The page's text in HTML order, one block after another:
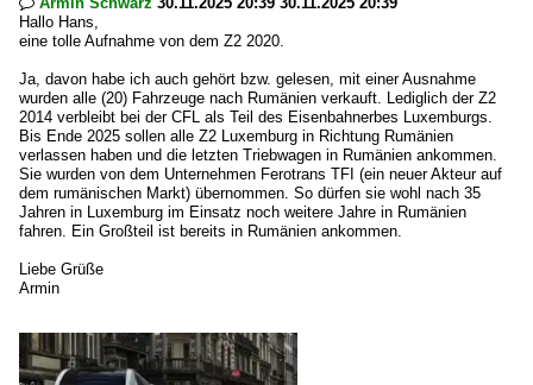
Hallo Hans,
eine tolle Aufnahme von dem Z2 2020.
Ja, davon habe ich auch gehört bzw. gelesen, mit einer Ausnahme
wurden alle (20) Fahrzeuge nach Rumänien verkauft. Lediglich der Z2
2014 verbleibt bei der CFL als Teil des Eisenbahnerbes Luxemburgs.
Bis Ende 2025 sollen alle Z2 Luxemburg in Richtung Rumänien
verlassen haben und die letzten Triebwagen in Rumänien ankommen.
Sie wurden von dem Unternehmen Ferotrans TFI (ein neuer Akteur auf
dem rumänischen Markt) übernommen. So dürfen sie wohl nach 35
Jahren in Luxemburg im Einsatz noch weitere Jahre in Rumänien
fahren. Ein Großteil ist bereits in Rumänien ankommen.
Liebe Grüße
Armin